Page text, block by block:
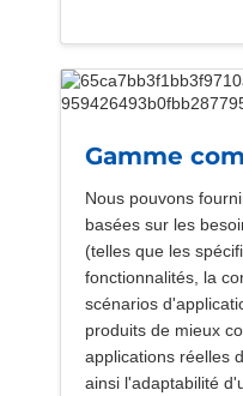
Gamme
Nous pouvons
basées sur les
(telles que les
fonctionnalités, la
scénarios
produits de mieux
applications réelles
ainsi l'adaptabilité